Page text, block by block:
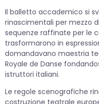
Il balletto accademico si
rinascimentali per mezzo
sequenze raffinate per le
trasformarono in
domandavano maestria
Royale de Danse
istruttori italiani.
Le regole scenografiche